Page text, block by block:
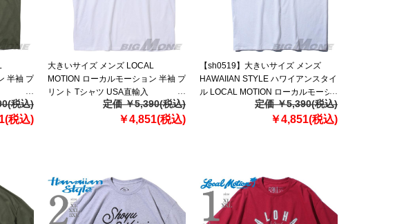
半袖 プ
税込)
税込)
大きいサイズ メンズ LOCAL
MOTION ローカルモーション 半袖 プ
リント Tシャツ USA直輸入
定価 ￥5,390(税込)
￥4,851(税込)
【sh0519】大きいサイズ メンズ
HAWAIIAN STYLE ハワイアンスタイ
ル LOCAL MOTION ローカルモーシ
ョン 半袖 プリント Tシャツ USA直輸
定価 ￥5,390(税込)
￥4,851(税込)